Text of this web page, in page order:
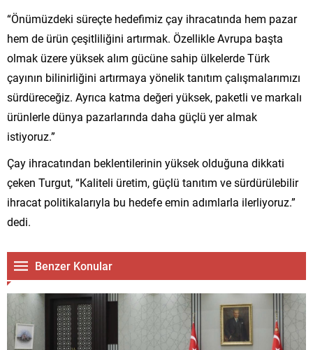
“Önümüzdeki süreçte hedefimiz çay ihracatında hem pazar
hem de ürün çeşitliliğini artırmak. Özellikle Avrupa başta
olmak üzere yüksek alım gücüne sahip ülkelerde Türk
çayının bilinirliğini artırmaya yönelik tanıtım çalışmalarımızı
sürdüreceğiz. Ayrıca katma değeri yüksek, paketli ve markalı
ürünlerle dünya pazarlarında daha güçlü yer almak
istiyoruz.”
Çay ihracatından beklentilerinin yüksek olduğuna dikkati
çeken Turgut, “Kaliteli üretim, güçlü tanıtım ve sürdürülebilir
ihracat politikalarıyla bu hedefe emin adımlarla ilerliyoruz.”
dedi.
Benzer Konular